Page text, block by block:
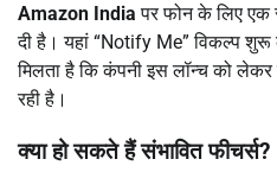
Amazon India पर फोन के लिए एक
दी है। यहां “Notify Me” विकल्प
मिलता है कि कंपनी इस लॉन्च को लेकर
रही है।
क्या हो सकते हैं संभावित फीचर्स?